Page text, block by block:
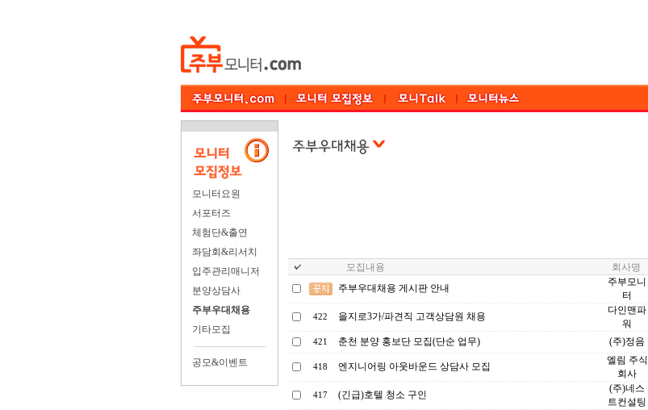
모니터요원
서포터즈
체험단&출연
좌담회&리서치
입주관리매니저
분양상담사
주부우대채용
기타모집
공모&이벤트
모집내용 회사명
주부우대채용 게시판 안내
주부모니
터
422 을지로3가/파견직 고객상담원 채용
다인맨파
워
421 춘천 분양 홍보단 모집(단순 업무) (주)정음
418 엔지니어링 아웃바운드 상담사 모집
엘림 주식
회사
417 (긴급)호텔 청소 구인
(주)네스
트컨설팅